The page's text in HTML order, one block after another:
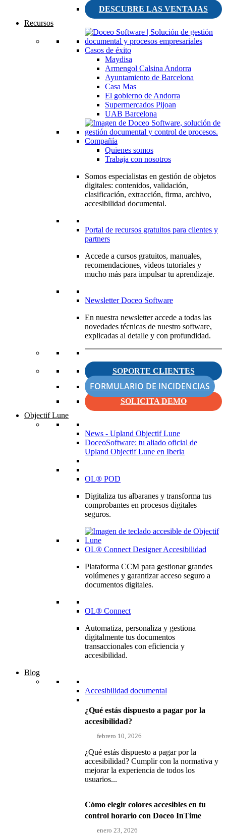
DESCUBRE LAS VENTAJAS
Recursos
Casos de éxito
Maydisa
Armengol Calsina Andorra
Ayuntamiento de Barcelona
Casa Mas
El gobierno de Andorra
Supermercados Pijoan
UAB Barcelona
Compañía
Quienes somos
Trabaja con nosotros
Somos especialistas en gestión de objetos
digitales: contenidos, validación,
clasificación, extracción, firma, archivo,
accesibilidad documental.
Portal de recursos gratuitos para clientes y
partners
Accede a cursos gratuitos, manuales,
recomendaciones, videos tutoriales y
mucho más para impulsar tu aprendizaje.
Newsletter Doceo Software
En nuestra newsletter accede a todas las
novedades técnicas de nuestro software,
explicadas al detalle y con profundidad.
SOPORTE CLIENTES
FORMULARIO DE INCIDENCIAS
SOLICITA DEMO
Objectif Lune
News - Upland Objectif Lune
DoceoSoftware: tu aliado oficial de
Upland Objectif Lune en Iberia
OL® POD
Digitaliza tus albaranes y transforma tus
comprobantes en procesos digitales
seguros.
OL® Connect Designer Accesibilidad
Plataforma CCM para gestionar grandes
volúmenes y garantizar acceso seguro a
documentos digitales.
OL® Connect
Automatiza, personaliza y gestiona
digitalmente tus documentos
transaccionales con eficiencia y
accesibilidad.
Blog
Accesibilidad documental
¿Qué estás dispuesto a pagar por la
accesibilidad?
febrero 10, 2026
¿Qué estás dispuesto a pagar por la
accesibilidad? Cumplir con la normativa y
mejorar la experiencia de todos los
usuarios...
Cómo elegir colores accesibles en tu
control horario con Doceo InTime
enero 23, 2026